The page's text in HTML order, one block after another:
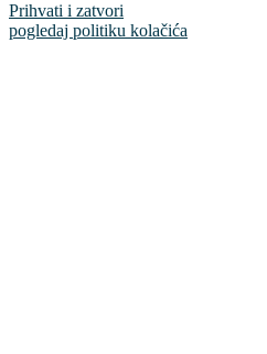
Prihvati i zatvori
pogledaj politiku kolačića